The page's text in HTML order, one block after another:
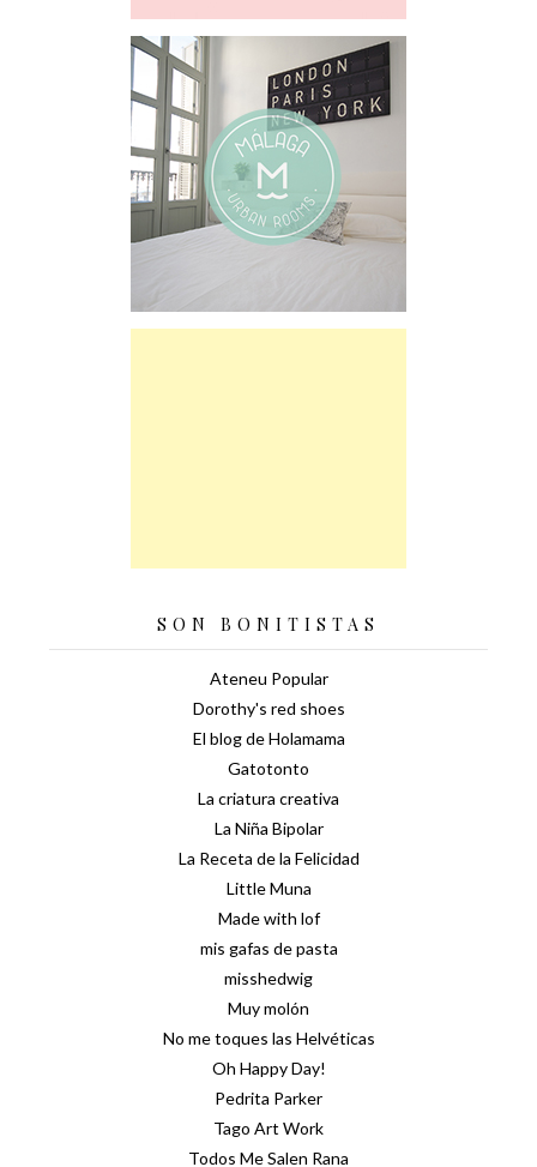
SON BONITISTAS
Ateneu Popular
Dorothy's red shoes
El blog de Holamama
Gatotonto
La criatura creativa
La Niña Bipolar
La Receta de la Felicidad
Little Muna
Made with lof
mis gafas de pasta
misshedwig
Muy molón
No me toques las Helvéticas
Oh Happy Day!
Pedrita Parker
Tago Art Work
Todos Me Salen Rana